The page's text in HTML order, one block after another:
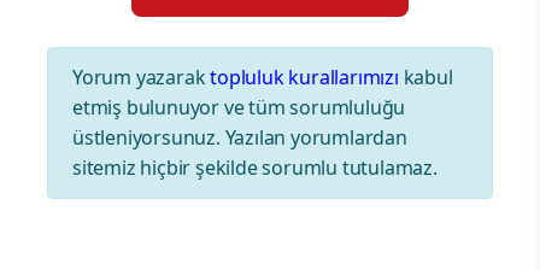
Yorum yazaraktopluluk kurallarımızı kabul
etmiş bulunuyor ve tüm sorumluluğu
üstleniyorsunuz. Yazılan yorumlardan
sitemiz hiçbir şekilde sorumlu tutulamaz.